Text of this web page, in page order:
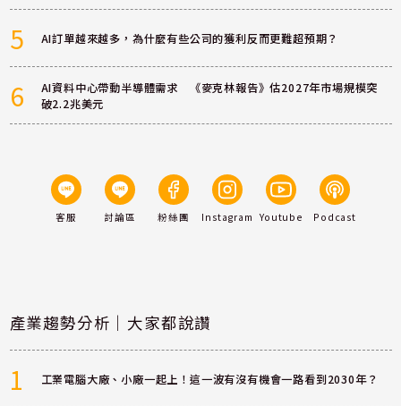
5 AI訂單越來越多，為什麼有些公司的獲利反而更難超預期？
6
AI資料中心帶動半導體需求 《麥克林報告》估2027年市場規模突
破2.2兆美元
客服 討論區 粉絲團 Instagram Youtube Podcast
產業趨勢分析｜大家都說讚
1 工業電腦大廠、小廠一起上！這一波有沒有機會一路看到2030年？